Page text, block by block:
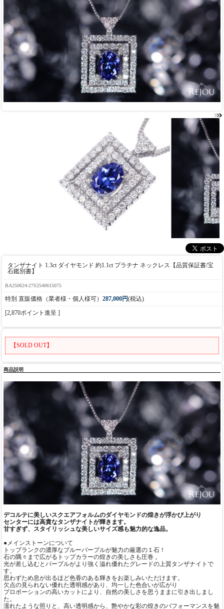
タンザナイト 1.3ct ダイヤモンド 約1.1ct プラチナ ネックレス【品質保証書/宝
石鑑別書】
BA250624-27S2540615075
特別 直販価格（業者様・個人様可） 287,000円(税込)
[2,870ポイント進呈 ]
【SOLD OUT】
商品説明
デコルテに美しいスクエアフォルムのダイヤモンドの煌きが浮かび上がり
センターには高貴なタンザナイトが輝きます。
甘すぎず、スタイリッシュな美しいサイズ感も魅力的な逸品。
●メインストーンについて
トップランクの濃厚なブルーパープルが魅力の厳選の１石！
石の隅々まで広がるトップカラーの煌きの美しさも圧巻 。
光が差し込むとパープルがより強く溢れ優れたグレードの上質タンザナイトで
す。
思わずため息が出るほど色香のある輝きをお楽しみいただけます。
欠点の見られない優れた透明感があり、均一した色合いが広がり
プロポーションの高いカットにより、自然の美しさを思うままに引き出しまし
た。
濡れたような照りと、高い透明感から、艶やかな彩の煌きのパフォーマンスを魅